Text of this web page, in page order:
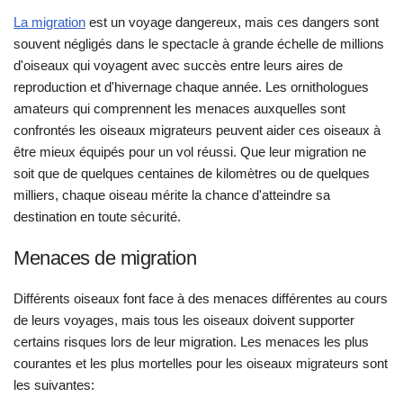
La migration est un voyage dangereux, mais ces dangers sont
souvent négligés dans le spectacle à grande échelle de millions
d'oiseaux qui voyagent avec succès entre leurs aires de
reproduction et d'hivernage chaque année. Les ornithologues
amateurs qui comprennent les menaces auxquelles sont
confrontés les oiseaux migrateurs peuvent aider ces oiseaux à
être mieux équipés pour un vol réussi. Que leur migration ne
soit que de quelques centaines de kilomètres ou de quelques
milliers, chaque oiseau mérite la chance d'atteindre sa
destination en toute sécurité.
Menaces de migration
Différents oiseaux font face à des menaces différentes au cours
de leurs voyages, mais tous les oiseaux doivent supporter
certains risques lors de leur migration. Les menaces les plus
courantes et les plus mortelles pour les oiseaux migrateurs sont
les suivantes: